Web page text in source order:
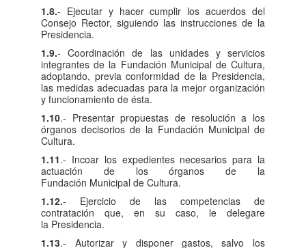
1.8.- Ejecutar y hacer cumplir los acuerdos del
Consejo Rector, siguiendo las instrucciones de la
Presidencia.
1.9.- Coordinación de las unidades y servicios
integrantes de la Fundación Municipal de Cultura,
adoptando, previa conformidad de la Presidencia,
las medidas adecuadas para la mejor organización
y funcionamiento de ésta.
1.10.- Presentar propuestas de resolución a los
órganos decisorios de la Fundación Municipal de
Cultura.
1.11.- Incoar los expedientes necesarios para la
actuación de los órganos de la
Fundación Municipal de Cultura.
1.12.- Ejercicio de las competencias de
contratación que, en su caso, le delegare
la Presidencia.
1.13.- Autorizar y disponer gastos, salvo los